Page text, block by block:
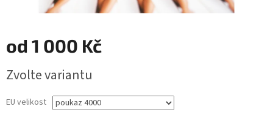
od 1 000 Kč
cena:
Zvolte variantu
EU velikost